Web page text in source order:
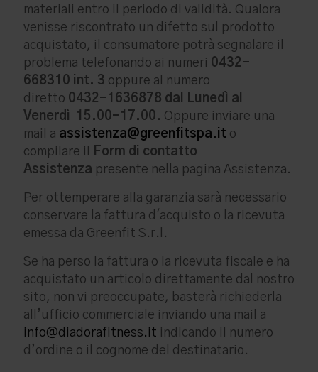
materiali entro il periodo di validità. Qualora
venisse riscontrato un difetto sul prodotto
acquistato, il consumatore potrà segnalare il
problema telefonando ai numeri 0432-
668310 int. 3 oppure al numero
diretto 0432-1636878 dal Lunedì al
Venerdì 15.00-17.00. Oppure inviare una
mail a assistenza@greenfitspa.it o
compilare il
Form di contatto
Assistenza presente nella pagina Assistenza.
Per ottemperare alla garanzia sarà necessario
conservare la fattura d'acquisto o la ricevuta
emessa da Greenfit S.r.l.
Se ha perso la fattura o la ricevuta fiscale e ha
acquistato un articolo direttamente dal nostro
sito, non vi preoccupate, basterà richiederla
all’ufficio commerciale inviando una mail a
info@diadorafitness.it indicando il numero
d’ordine o il cognome del destinatario.